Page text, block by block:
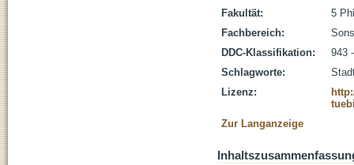
Fakultät:
5
Fachbereich:
DDC-Klassifikation:
943
Schlagworte:
Lizenz:
Zur Langanzeige